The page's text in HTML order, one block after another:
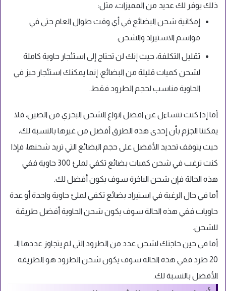
ذلك يوفر لك عديد من المميزات، مثل:
إمكانية شحن البضائع في أي وقت طوال العام حتى في
مواسم الاستيراد والشحن.
تقليل التكلفة، حيث إنك لن تحتاج إلى استئجار حاوية كاملة
لشحن كميات قليلة من البضائع، إنما يمكنك استئجار حيز في
الحاوية مناسب لحجم الطرود فقط.
أما إذا كنت تتساءل عن افضل انواع الشحن البحري من الصين، فلا
يمكننا الجزم بأن إحدى هذه الطرق أفضل من غيرها بالنسبة لك،
حيث يتوقف تحديد الأفضل على حجم البضائع التي تريد شحنها، فإذا
كنت ترغب في شحن كميات بضائع تكفي لملئ 300 حاوية ففي
هذه الحالة فإن شحن الباخرة سوف يكون أفضل لك.
أما في حال الرغبة في استيراد بضائع تكفي لملئ حاوية واحدة أو عدة
حاويات ففي هذه الحالة سوف يكون شحن الحاوية أفضل طريقة
للشحن.
أما في حين حاجتك لشحن عدد من الطرود التي لم يتجاوز عددها الـ
20 طرد ففي هذه الحالة سوف يكون شحن الطرود هو الطريقة
الأفضل بالنسبة لك.